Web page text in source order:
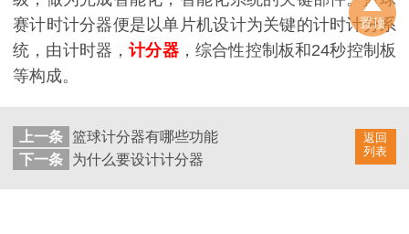
赛计时计分器便是以单片机设计为关键的计时计分系
统，由计时器，计分器，综合性控制板和24秒控制板
等构成。
返回
列表
上一条 篮球计分器有哪些功能
下一条
为什么要设计计分器
置顶